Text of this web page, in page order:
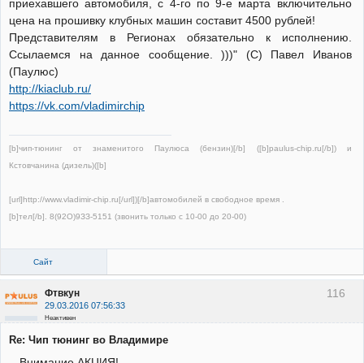
приехавшего автомобиля, с 4-го по 9-е марта включительно
цена на прошивку клубных машин составит 4500 рублей!
Представителям в Регионах обязательно к исполнению.
Ссылаемся на данное сообщение. )))" (С) Павел Иванов
(Паулюс)
http://kiaclub.ru/
https://vk.com/vladimirchip
[b]чип-тюнинг от знаменитого Паулюса (бензин)[/b] ([b]paulus-chip.ru[/b]) и
Кстовчанина (дизель)([b]
[url]http://www.vladimir-chip.ru[/url])[/b]автомобилей в свободное время .
[b]тел[/b]. 8(92О)9ЗЗ-5151 (звонить только с 10-00 до 20-00)
Сайт
116
Фтвкун
29.03.2016 07:56:33
Неактивен
Re: Чип тюнинг во Владимире